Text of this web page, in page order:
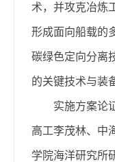
术，并攻克冶炼
形成面向船载的
碳绿色定向分离
的关键技术与装
实施方案论
高工李茂林、中
学院海洋研究所